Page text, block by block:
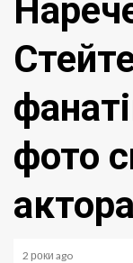
фото
актора
2 роки ago